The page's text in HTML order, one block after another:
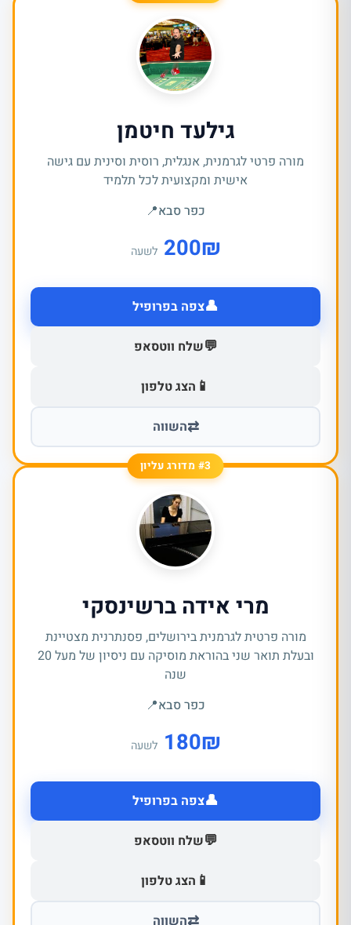
גילעד חיטמן
מורה פרטי לגרמנית, אנגלית, רוסית וסינית עם גישה
אישית ומקצועית לכל תלמיד
כפר סבא📍
₪
200 לשעה
👤צפה בפרופיל
💬שלח ווטסאפ
📱 הצג טלפון
⇄השווה
#3 מדורג עליון
מרי אידה ברשינסקי
מורה פרטית לגרמנית בירושלים, פסנתרנית מצטיינת
ובעלת תואר שני בהוראת מוסיקה עם ניסיון של מעל 20
שנה
כפר סבא📍
₪
180 לשעה
👤צפה בפרופיל
💬שלח ווטסאפ
📱 הצג טלפון
⇄השווה